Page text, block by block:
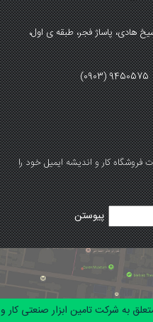
هادی، پاساژ فجر، طبقه ی اول،
(0903) 9450575
کار و اندیشه ایمیل خود را
به شرکت تامین ابزار صنعتی کار و